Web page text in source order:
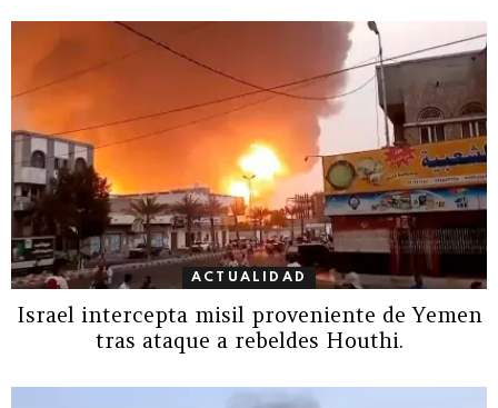
ACTUALIDAD
Israel intercepta misil proveniente de Yemen
tras ataque a rebeldes Houthi.